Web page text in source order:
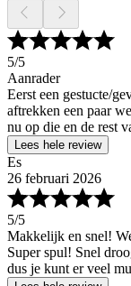
5/5
Aanrader
Eerst een gestucte/
aftrekken een paar
nu op die en de rest
Lees hele review
Es
26 februari 2026
5/5
Makkelijk en snel!
Super spul! Snel
dus je kunt er veel